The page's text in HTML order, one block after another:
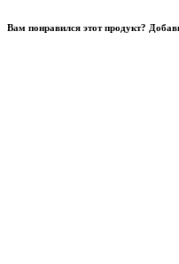
Вам понравился этот продукт?